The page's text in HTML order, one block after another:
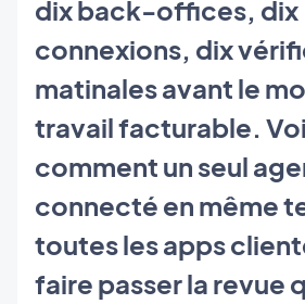
dix back-offices, dix
connexions, dix
matinales avant le
travail facturable.
comment un seul
connecté en même
toutes les apps
faire passer la revue